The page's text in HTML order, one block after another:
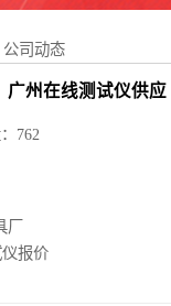
公司动态
广州在线测试仪供应
762
报价